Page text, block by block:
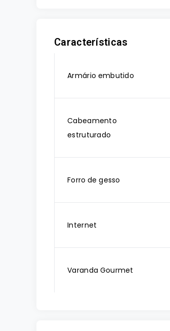
Características
Armário embutido
Cabeamento
estruturado
Forro de gesso
Internet
Varanda Gourmet